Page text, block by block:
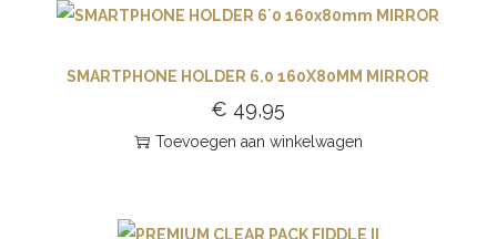
SMARTPHONE HOLDER 6.0 160X80MM MIRROR
€ 49,95
Toevoegen aan winkelwagen